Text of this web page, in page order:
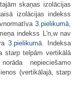
skaņas izolācijas
izolācijas indekss
3.pielikumā,
indekss L'n,w nav
3.pielikumā. Indeksa
starp telpām vertikālā
nepieciešamo
(vertikālajā, starp